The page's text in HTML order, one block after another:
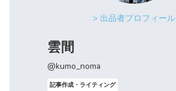
> 出品者プロフィール
雲間
@kumo_noma
記事作成・ライティング